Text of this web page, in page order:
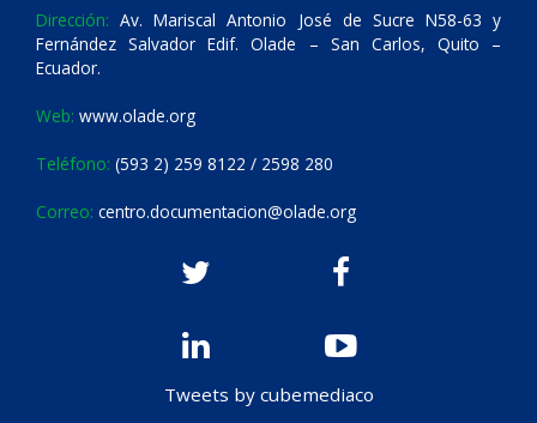
Dirección: Av. Mariscal Antonio José de Sucre N58-63 y
Fernández Salvador Edif. Olade – San Carlos, Quito –
Ecuador.
Web: www.olade.org
Teléfono: (593 2) 259 8122 / 2598 280
Correo: centro.documentacion@olade.org
Tweets by cubemediaco